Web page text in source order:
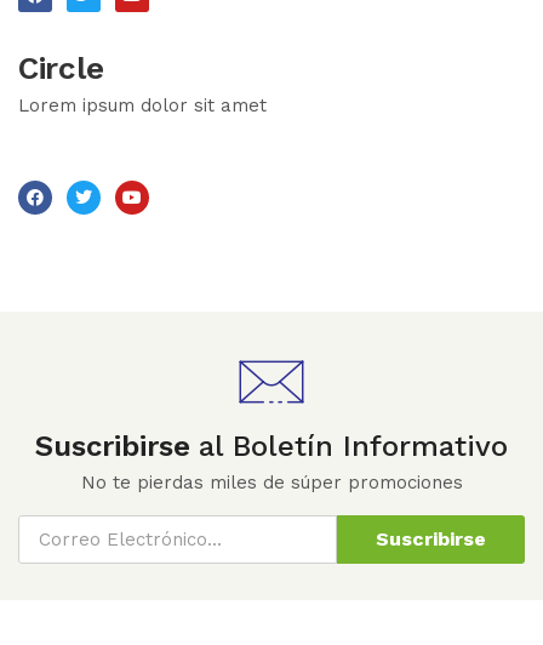
Circle
Lorem ipsum dolor sit amet
Suscribirse al Boletín Informativo
No te pierdas miles de súper promociones
Suscribirse